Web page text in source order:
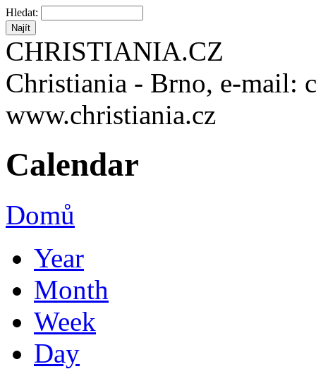
Hledat:
CHRISTIANIA.CZ
Christiania - Brno, e-mail:
www.christiania.cz
Calendar
Domů
Year
Month
Week
Day